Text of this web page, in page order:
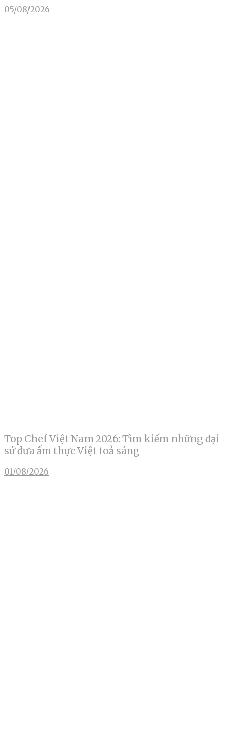
05/08/2026
Top Chef Việt Nam 2026: Tìm kiếm những đại
sứ đưa ẩm thực Việt toả sáng
01/08/2026